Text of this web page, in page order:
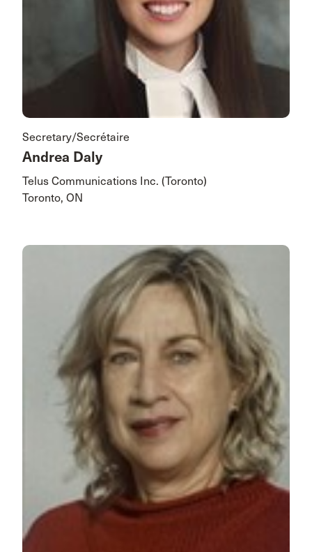
Secretary/Secrétaire
Andrea Daly
Telus Communications Inc. (Toronto)
Toronto, ON